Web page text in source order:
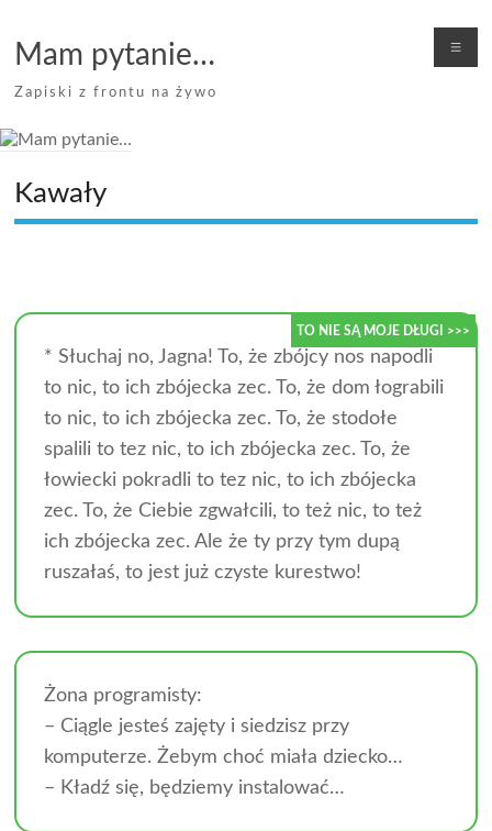
TO NIE SĄ MOJE DŁUGI >>>
content
Mam pytanie…
Zapiski z frontu na żywo
Kawały
* Słuchaj no, Jagna! To, że zbójcy nos napodli
to nic, to ich zbójecka zec. To, że dom łograbili
to nic, to ich zbójecka zec. To, że stodołe
spalili to tez nic, to ich zbójecka zec. To, że
łowiecki pokradli to tez nic, to ich zbójecka
zec. To, że Ciebie zgwałcili, to też nic, to też
ich zbójecka zec. Ale że ty przy tym dupą
ruszałaś, to jest już czyste kurestwo!
Żona programisty:
– Ciągle jesteś zajęty i siedzisz przy
komputerze. Żebym choć miała dziecko…
– Kładź się, będziemy instalować…